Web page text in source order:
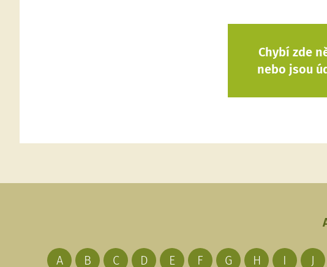
Chybí zde
nebo jsou
A B C D E F G H I J